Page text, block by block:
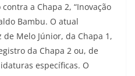
a Chapa 2, “Inovação
Bambu. O atual
Melo Júnior, da Chapa 1,
da Chapa 2 ou, de
específicas. O